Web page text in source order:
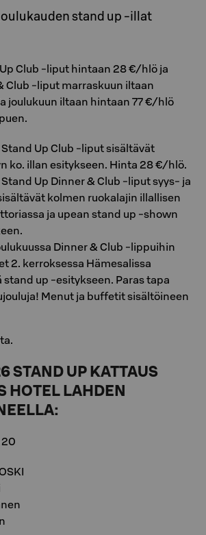
stand up -illat
Club -liput hintaan 28 €/hlö ja
Club -liput marraskuun iltaan
joulukuun iltaan hintaan 77 €/hlö
Up Club -liput sisältävät
ko. illan esitykseen. Hinta 28 €/hlö.
Up Dinner & Club -liput syys- ja
kolmen ruokalajin illallisen
ja upean stand up -shown
Dinner & Club -lippuihin
2. kerroksessa Hämesalissa
up -esitykseen. Paras tapa
Menut ja buffetit sisältöineen
STAND UP KATTAUS
HOTEL LAHDEN
20